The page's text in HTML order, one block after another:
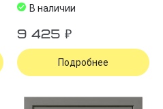
В наличии
9 425 ₽
Подробнее